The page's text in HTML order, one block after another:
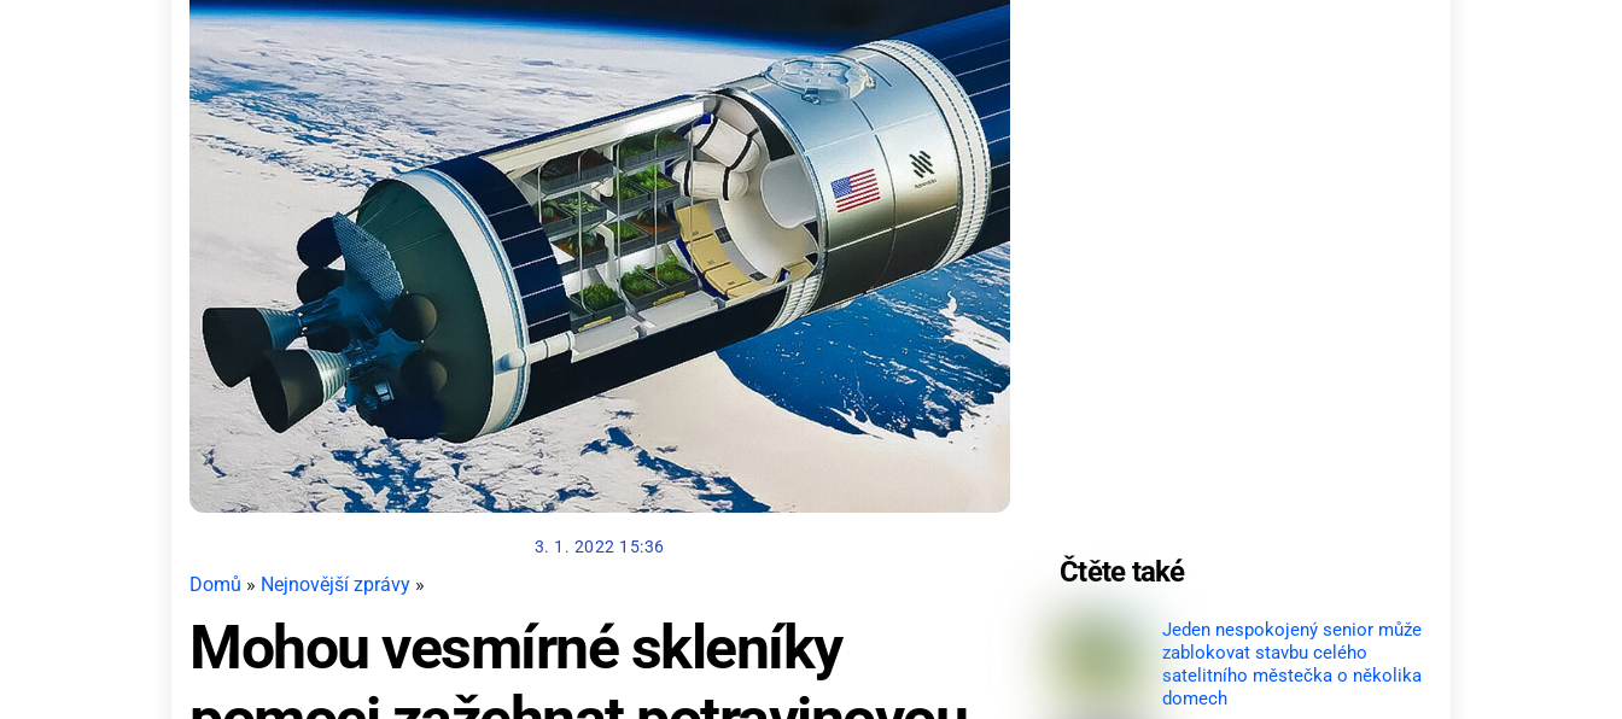
3. 1. 2022 15:36
Domů » Nejnovější zprávy »
Mohou vesmírné skleníky
Čtěte také
Jeden nespokojený senior může
zablokovat stavbu celého
satelitního městečka o několika
domech